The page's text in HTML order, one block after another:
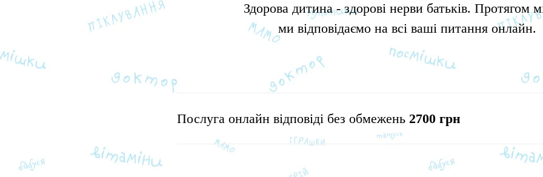
Здорова дитина - здорові нерви батьків. Протягом
ми відповідаємо на всі ваші питання онлайн.
Послуга онлайн відповіді без обмежень 2700 грн